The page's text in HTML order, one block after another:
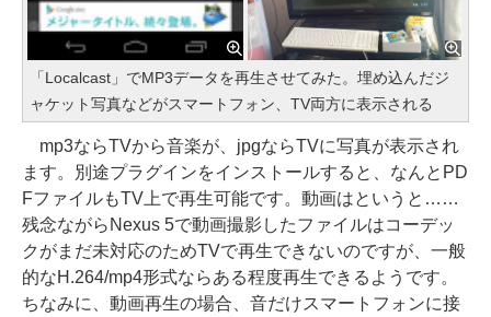
「Localcast」でMP3データを再生させてみた。埋め込んだジ
ャケット写真などがスマートフォン、TV両方に表示される
mp3ならTVから音楽が、jpgならTVに写真が表示され
ます。別途プラグインをインストールすると、なんとPD
FファイルもTV上で再生可能です。動画はというと……
残念ながらNexus 5で動画撮影したファイルはコーデッ
クがまだ未対応のためTVで再生できないのですが、一般
的なH.264/mp4形式ならある程度再生できるようです。
ちなみに、動画再生の場合、音だけスマートフォンに接